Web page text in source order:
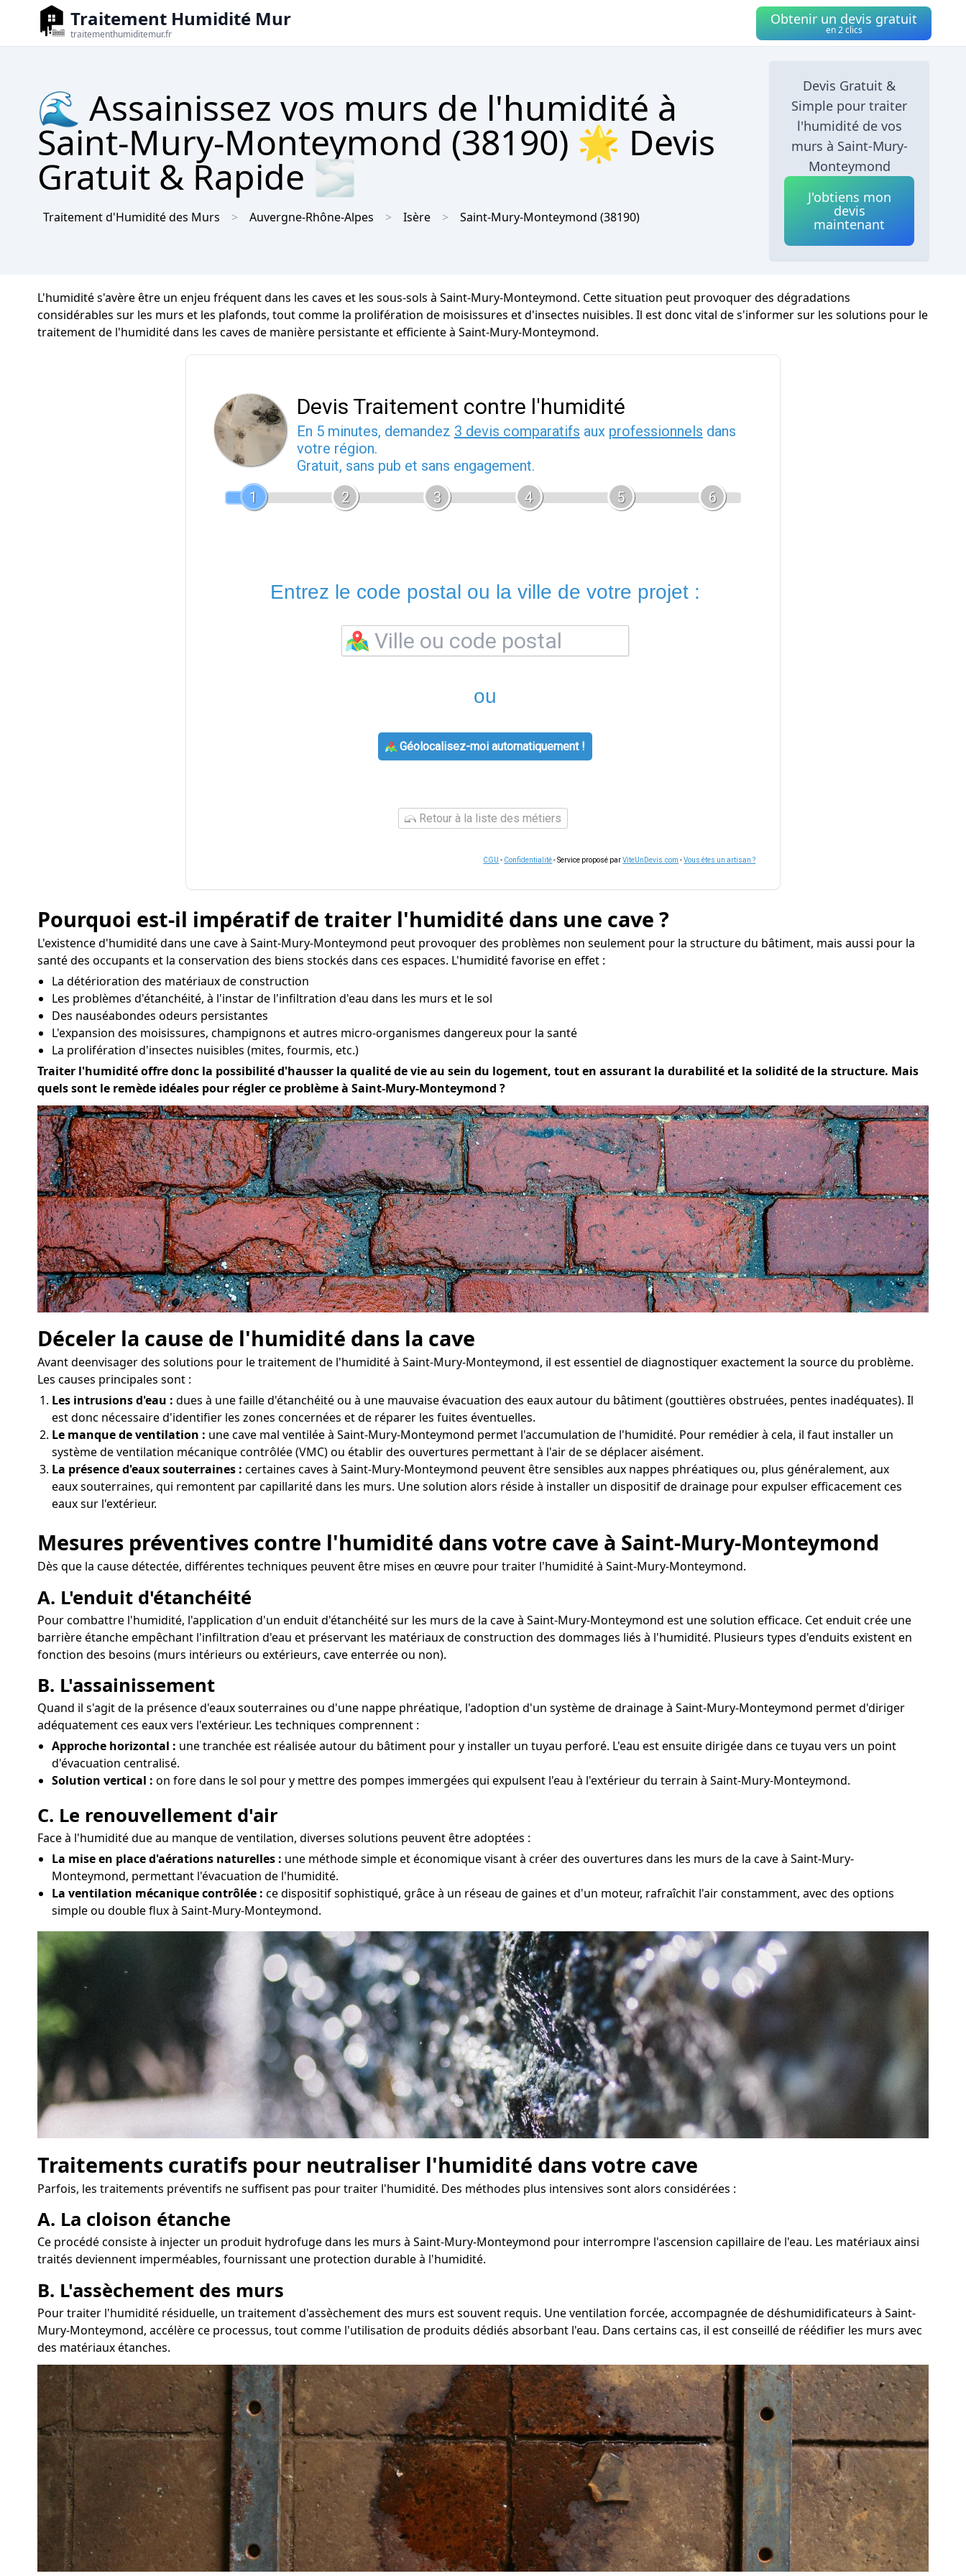
Traitement Humidité Mur
traitementhumiditemur.fr
Obtenir un devis gratuit
en 2 clics
🌊 Assainissez vos murs de l'humidité à
Saint-Mury-Monteymond (38190) 🌟 Devis
Gratuit & Rapide 🌫
Traitement d'Humidité des Murs Auvergne-Rhône-Alpes Isère Saint-Mury-Monteymond (38190)
Devis Gratuit &
Simple pour traiter
l'humidité de vos
murs à Saint-Mury-
Monteymond
J'obtiens mon
devis
maintenant
L'humidité s'avère être un enjeu fréquent dans les caves et les sous-sols à Saint-Mury-Monteymond. Cette situation peut provoquer des dégradations
considérables sur les murs et les plafonds, tout comme la prolifération de moisissures et d'insectes nuisibles. Il est donc vital de s'informer sur les solutions pour le
traitement de l'humidité dans les caves de manière persistante et efficiente à Saint-Mury-Monteymond.
Devis Traitement contre l'humidité
En 5 minutes, demandez 3 devis comparatifs aux professionnels dans
votre région.
Gratuit, sans pub et sans engagement.
1
2 3 4 5 6
Entrez le code postal ou la ville de votre projet :
ou
Géolocalisez-moi automatiquement !
Retour à la liste des métiers
CGU - Confidentialité- Service proposé parViteUnDevis.com -Vous êtes un artisan ?
Pourquoi est-il impératif de traiter l'humidité dans une cave ?
L'existence d'humidité dans une cave à Saint-Mury-Monteymond peut provoquer des problèmes non seulement pour la structure du bâtiment, mais aussi pour la
santé des occupants et la conservation des biens stockés dans ces espaces. L'humidité favorise en effet :
La détérioration des matériaux de construction
Les problèmes d'étanchéité, à l'instar de l'infiltration d'eau dans les murs et le sol
Des nauséabondes odeurs persistantes
L'expansion des moisissures, champignons et autres micro-organismes dangereux pour la santé
La prolifération d'insectes nuisibles (mites, fourmis, etc.)
Traiter l'humidité offre donc la possibilité d'hausser la qualité de vie au sein du logement, tout en assurant la durabilité et la solidité de la structure. Mais
quels sont le remède idéales pour régler ce problème à Saint-Mury-Monteymond ?
Déceler la cause de l'humidité dans la cave
Avant deenvisager des solutions pour le traitement de l'humidité à Saint-Mury-Monteymond, il est essentiel de diagnostiquer exactement la source du problème.
Les causes principales sont :
Les intrusions d'eau : dues à une faille d'étanchéité ou à une mauvaise évacuation des eaux autour du bâtiment (gouttières obstruées, pentes inadéquates). Il
est donc nécessaire d'identifier les zones concernées et de réparer les fuites éventuelles.
Le manque de ventilation : une cave mal ventilée à Saint-Mury-Monteymond permet l'accumulation de l'humidité. Pour remédier à cela, il faut installer un
système de ventilation mécanique contrôlée (VMC) ou établir des ouvertures permettant à l'air de se déplacer aisément.
La présence d'eaux souterraines : certaines caves à Saint-Mury-Monteymond peuvent être sensibles aux nappes phréatiques ou, plus généralement, aux
eaux souterraines, qui remontent par capillarité dans les murs. Une solution alors réside à installer un dispositif de drainage pour expulser efficacement ces
eaux sur l'extérieur.
Mesures préventives contre l'humidité dans votre cave à Saint-Mury-Monteymond
Dès que la cause détectée, différentes techniques peuvent être mises en œuvre pour traiter l'humidité à Saint-Mury-Monteymond.
A. L'enduit d'étanchéité
Pour combattre l'humidité, l'application d'un enduit d'étanchéité sur les murs de la cave à Saint-Mury-Monteymond est une solution efficace. Cet enduit crée une
barrière étanche empêchant l'infiltration d'eau et préservant les matériaux de construction des dommages liés à l'humidité. Plusieurs types d'enduits existent en
fonction des besoins (murs intérieurs ou extérieurs, cave enterrée ou non).
B. L'assainissement
Quand il s'agit de la présence d'eaux souterraines ou d'une nappe phréatique, l'adoption d'un système de drainage à Saint-Mury-Monteymond permet d'diriger
adéquatement ces eaux vers l'extérieur. Les techniques comprennent :
Approche horizontal : une tranchée est réalisée autour du bâtiment pour y installer un tuyau perforé. L'eau est ensuite dirigée dans ce tuyau vers un point
d'évacuation centralisé.
Solution vertical : on fore dans le sol pour y mettre des pompes immergées qui expulsent l'eau à l'extérieur du terrain à Saint-Mury-Monteymond.
C. Le renouvellement d'air
Face à l'humidité due au manque de ventilation, diverses solutions peuvent être adoptées :
La mise en place d'aérations naturelles : une méthode simple et économique visant à créer des ouvertures dans les murs de la cave à Saint-Mury-
Monteymond, permettant l'évacuation de l'humidité.
La ventilation mécanique contrôlée : ce dispositif sophistiqué, grâce à un réseau de gaines et d'un moteur, rafraîchit l'air constamment, avec des options
simple ou double flux à Saint-Mury-Monteymond.
Traitements curatifs pour neutraliser l'humidité dans votre cave
Parfois, les traitements préventifs ne suffisent pas pour traiter l'humidité. Des méthodes plus intensives sont alors considérées :
A. La cloison étanche
Ce procédé consiste à injecter un produit hydrofuge dans les murs à Saint-Mury-Monteymond pour interrompre l'ascension capillaire de l'eau. Les matériaux ainsi
traités deviennent imperméables, fournissant une protection durable à l'humidité.
B. L'assèchement des murs
Pour traiter l'humidité résiduelle, un traitement d'assèchement des murs est souvent requis. Une ventilation forcée, accompagnée de déshumidificateurs à Saint-
Mury-Monteymond, accélère ce processus, tout comme l'utilisation de produits dédiés absorbant l'eau. Dans certains cas, il est conseillé de réédifier les murs avec
des matériaux étanches.